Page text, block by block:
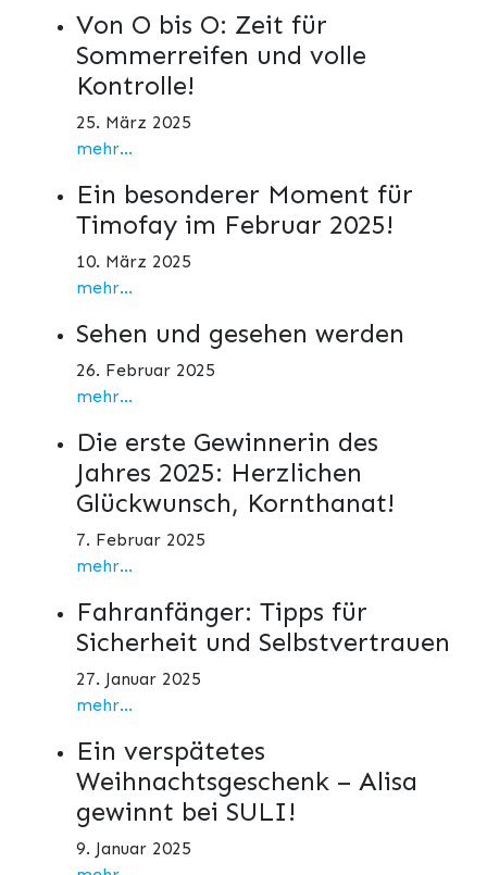
Von O bis O: Zeit für
Sommerreifen und volle
Kontrolle!
25. März 2025
mehr...
Ein besonderer Moment für
Timofay im Februar 2025!
10. März 2025
mehr...
Sehen und gesehen werden
26. Februar 2025
mehr...
Die erste Gewinnerin des
Jahres 2025: Herzlichen
Glückwunsch, Kornthanat!
7. Februar 2025
mehr...
Fahranfänger: Tipps für
Sicherheit und Selbstvertrauen
27. Januar 2025
mehr...
Ein verspätetes
Weihnachtsgeschenk – Alisa
gewinnt bei SULI!
9. Januar 2025